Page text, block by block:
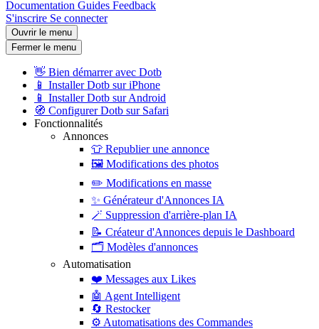
Documentation Guides Feedback
S'inscrire Se connecter
Ouvrir le menu
Fermer le menu
👋 Bien démarrer avec Dotb
📱 Installer Dotb sur iPhone
📱 Installer Dotb sur Android
🧭 Configurer Dotb sur Safari
Fonctionnalités
Annonces
👕 Republier une annonce
🖼️ Modifications des photos
✏️ Modifications en masse
✨ Générateur d'Annonces IA
🪄 Suppression d'arrière-plan IA
📝 Créateur d'Annonces depuis le Dashboard
🗂️ Modèles d'annonces
Automatisation
❤️ Messages aux Likes
🤖 Agent Intelligent
🔄 Restocker
⚙️ Automatisations des Commandes